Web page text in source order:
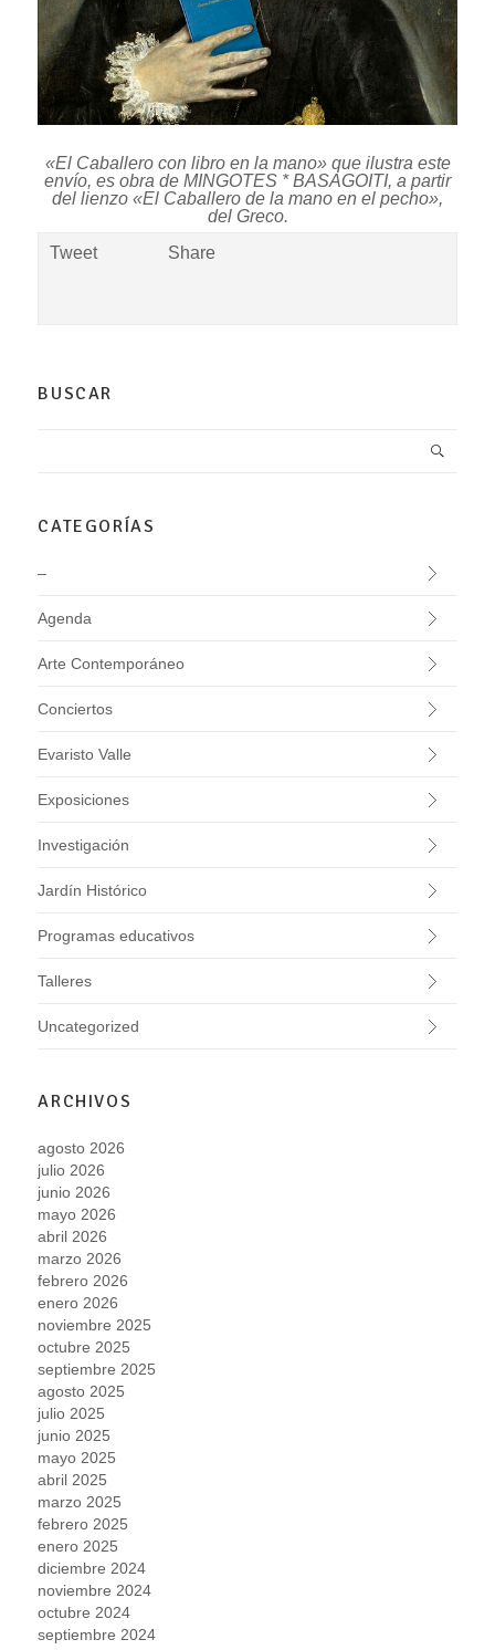
«El Caballero con libro en la mano»que ilustra este
envío, es obra de MINGOTES * BASAGOITI, a partir
del lienzo «El Caballero de la mano en el pecho»,
del Greco.
Tweet
Share
BUSCAR
CATEGORÍAS
–
Agenda
Arte Contemporáneo
Conciertos
Evaristo Valle
Exposiciones
Investigación
Jardín Histórico
Programas educativos
Talleres
Uncategorized
ARCHIVOS
agosto 2026
julio 2026
junio 2026
mayo 2026
abril 2026
marzo 2026
febrero 2026
enero 2026
noviembre 2025
octubre 2025
septiembre 2025
agosto 2025
julio 2025
junio 2025
mayo 2025
abril 2025
marzo 2025
febrero 2025
enero 2025
diciembre 2024
noviembre 2024
octubre 2024
septiembre 2024